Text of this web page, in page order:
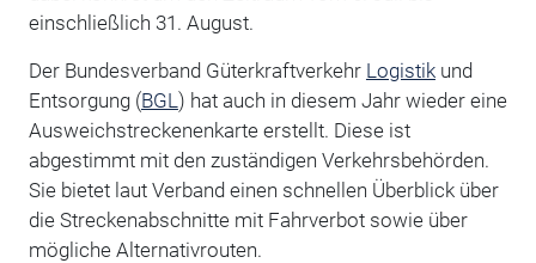
einschließlich 31. August.
Der Bundesverband Güterkraftverkehr Logistikund
Entsorgung (BGL ) hat auch in diesem Jahr wieder eine
Ausweichstreckenenkarte erstellt. Diese ist
abgestimmt mit den zuständigen Verkehrsbehörden.
Sie bietet laut Verband einen schnellen Überblick über
die Streckenabschnitte mit Fahrverbot sowie über
mögliche Alternativrouten.